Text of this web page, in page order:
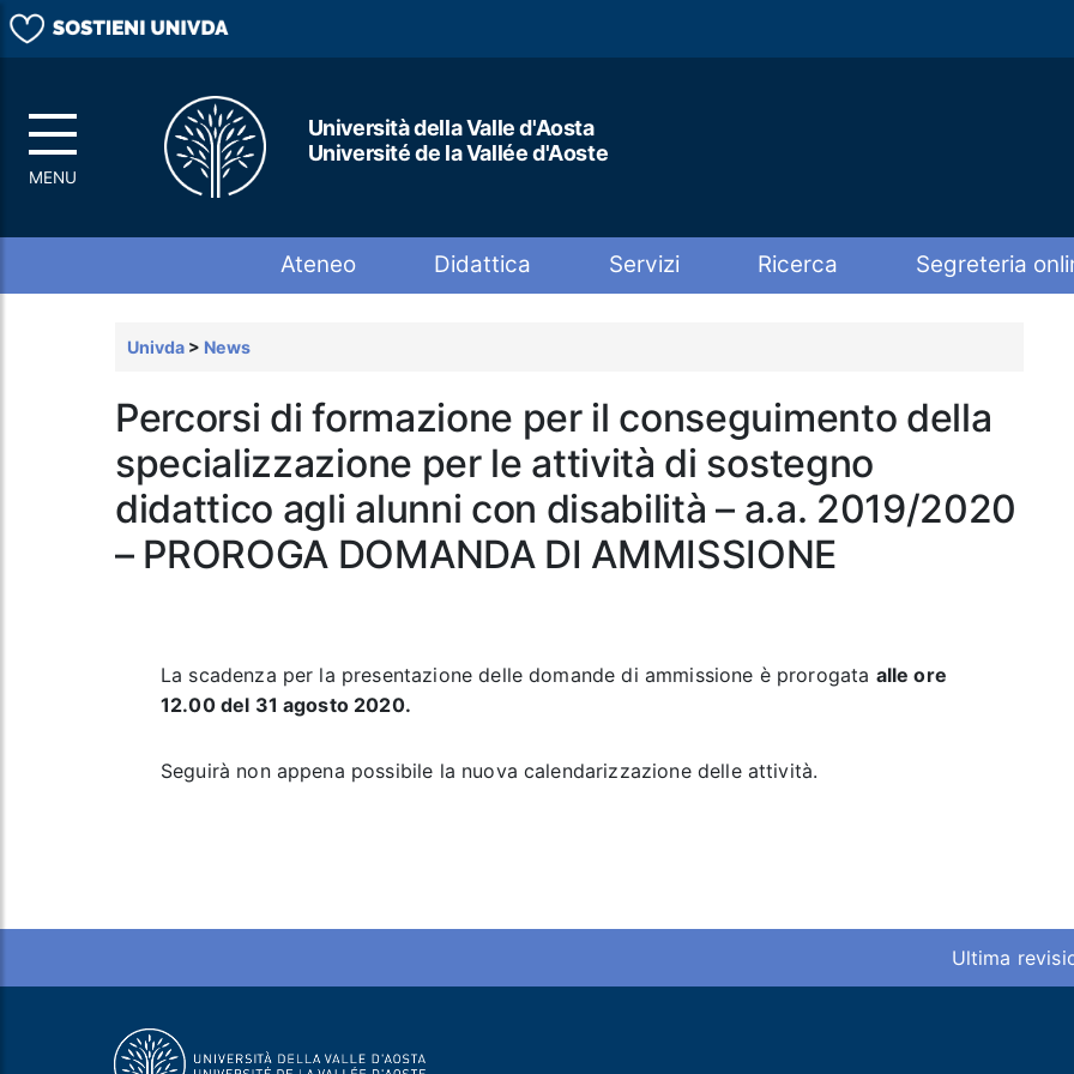
Università della Valle d'Aosta
Université de la Vallée d'Aoste
Ateneo Didattica Servizi Ricerca Segreteria
Univda > News
Percorsi di formazione per il conseguimento della
specializzazione per le attività di sostegno
didattico agli alunni con disabilità – a.a. 2019/2020
– PROROGA DOMANDA DI AMMISSIONE
La scadenza per la presentazione delle domande di ammissione è prorogata alle ore
12.00 del 31 agosto 2020.
Seguirà non appena possibile la nuova calendarizzazione delle attività.
Ultima